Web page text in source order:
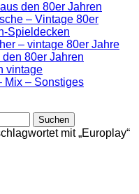
den 80er Jahren
– Vintage 80er
Spieldecken
– vintage 80er Jahre
80er Jahren
vintage
Mix – Sonstiges
mit „Europlay“